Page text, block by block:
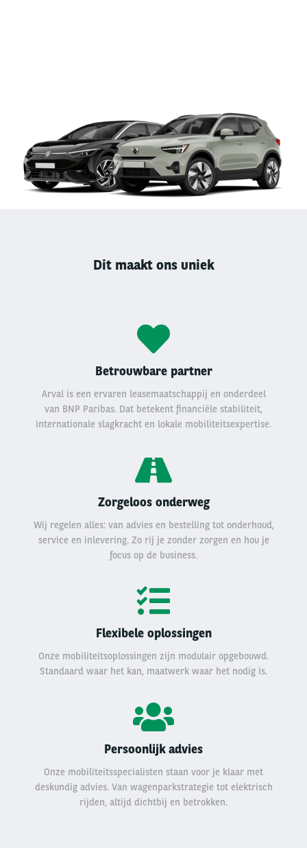
Dit maakt ons uniek
Betrouwbare partner
Arval is een ervaren leasemaatschappij en onderdeel
van BNP Paribas. Dat betekent financiële stabiliteit,
internationale slagkracht en lokale mobiliteitsexpertise.
Zorgeloos onderweg
Wij regelen alles: van advies en bestelling tot onderhoud,
service en inlevering. Zo rij je zonder zorgen en hou je
focus op de business.
Flexibele oplossingen
Onze mobiliteitsoplossingen zijn modulair opgebouwd.
Standaard waar het kan, maatwerk waar het nodig is.
Persoonlijk advies
Onze mobiliteitsspecialisten staan voor je klaar met
deskundig advies. Van wagenparkstrategie tot elektrisch
rijden, altijd dichtbij en betrokken.